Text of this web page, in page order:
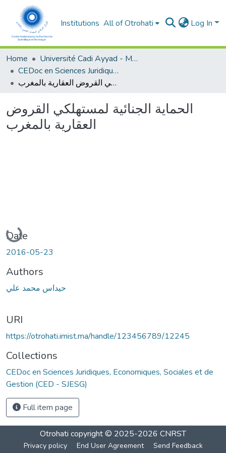
Institutions All of Otrohati Log In
Home
Université Cadi Ayyad - Marrakech
CEDoc en Sciences Juridiques, Economiques, Sociales et de Gestion (CED - SJESG)
الحماية الجنائية لمستهلكي القروض العقارية بالمغرب
الحماية الجنائية لمستهلكي القروض
العقارية بالمغرب
Loading...
Date
2016-05-23
Authors
حيداس محمد علي
URI
https://otrohati.imist.ma/handle/123456789/12245
Collections
CEDoc en Sciences Juridiques, Economiques, Sociales et de
Gestion (CED - SJESG)
Full item page
Otrohati copyright © 2025-2026 CNRST
Privacy policy End User Agreement Send Feedback